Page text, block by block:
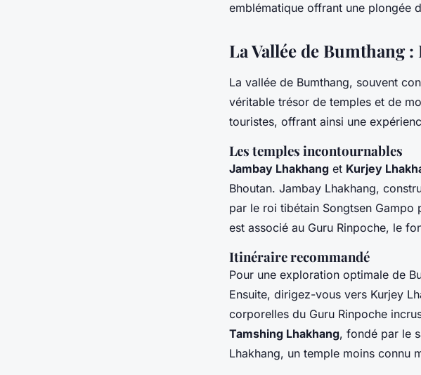
emblématique offrant une plongée
La Vallée de Bumthang
La vallée de Bumthang, souvent
véritable trésor de temples et de
touristes, offrant ainsi une
Les temples incontournables
Jambay Lhakhang et Kurjey
Bhoutan. Jambay Lhakhang,
par le roi tibétain Songtsen Gampo
est associé au Guru Rinpoche, le
Itinéraire recommandé
Pour une exploration optimale de
Ensuite, dirigez-vous vers Kurjey
corporelles du Guru Rinpoche
Tamshing Lhakhang, fondé par le
Lhakhang, un temple moins connu